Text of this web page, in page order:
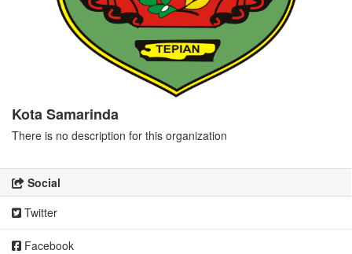
Kota Samarinda
There is no description for this organization
Social
Twitter
Facebook